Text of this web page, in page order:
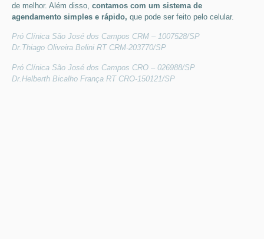
de melhor. Além disso, contamos com um sistema de
agendamento simples e rápido, que pode ser feito pelo celular.
Pró Clínica São José dos Campos CRM – 1007528/SP
Dr.Thiago Oliveira Belini RT CRM-203770/SP
Pró Clínica São José dos Campos CRO – 026988/SP
Dr.Helberth Bicalho França RT CRO-150121/SP